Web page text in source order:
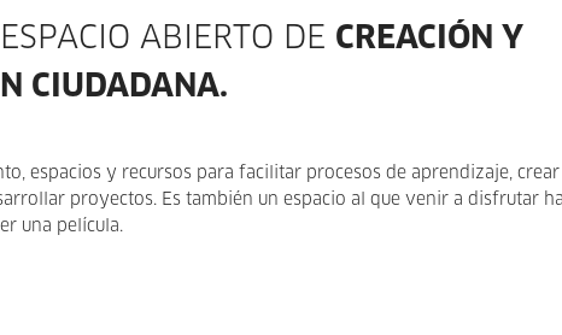
ABIERTO DE CREACIÓN Y
CIUDADANA.
espacios y recursos para facilitar procesos de aprendizaje, crear
proyectos. Es también un espacio al que venir a disfrutar
una película.